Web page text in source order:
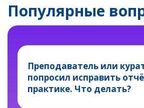
Популярные
Преподаватель или
попросил исправить
практике. Что делать?